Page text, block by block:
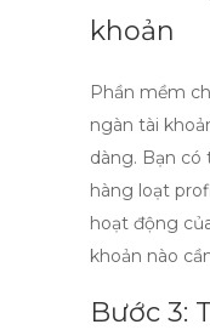
khoản
Phần mềm
ngàn tài
dàng. Bạn có
hàng loạt
hoạt động
khoản nào
Bước 3: